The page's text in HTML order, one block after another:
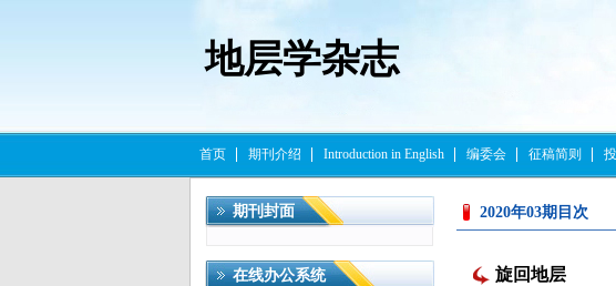
地层学杂志
首页 期刊介绍 Introduction in English 编委会 征稿简则
期刊封面
在线办公系统
2020年03期目次
旋回地层